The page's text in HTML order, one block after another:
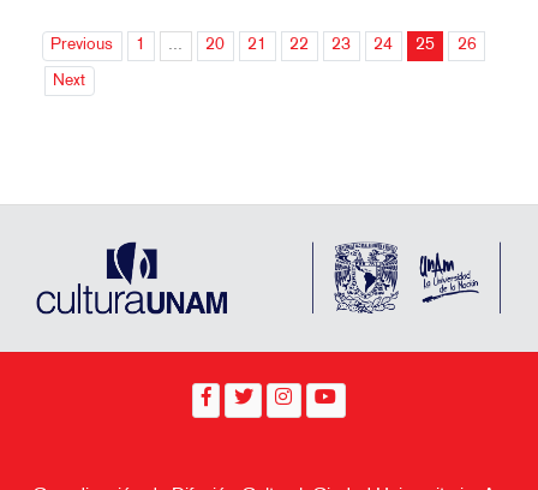
Previous 1 ... 20 21 22 23 24 25 26
Next